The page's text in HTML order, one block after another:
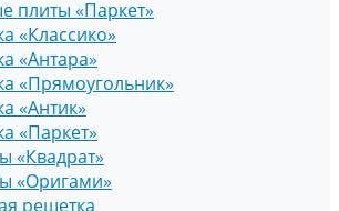
плиты «Паркет»
«Классико»
«Антара»
«Прямоугольник»
«Антик»
«Паркет»
«Квадрат»
«Оригами»
решетка